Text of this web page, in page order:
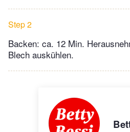
Step 2
Backen: ca. 12 Min.
Blech auskühlen.